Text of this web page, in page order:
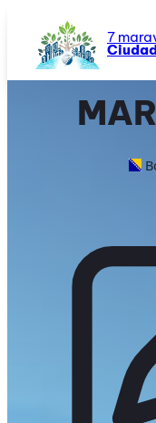
contenido
7